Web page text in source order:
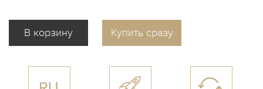
Купить сразу